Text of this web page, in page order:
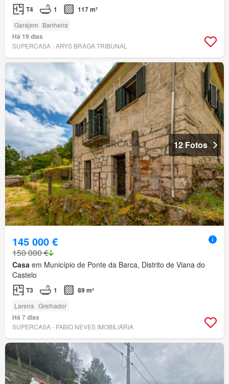
T4 1 117 m²
Garajem Banheira
Há 19 dias
SUPERCASA - ARYS BRAGA TRIBUNAL
12 Fotos
145 000 €
150 000 €
Casa em Município de Ponte da Barca, Distrito de Viana do
Castelo
T3 1 89 m²
Lareira Grelhador
Há 7 dias
SUPERCASA - FABIO NEVES IMOBILIÁRIA